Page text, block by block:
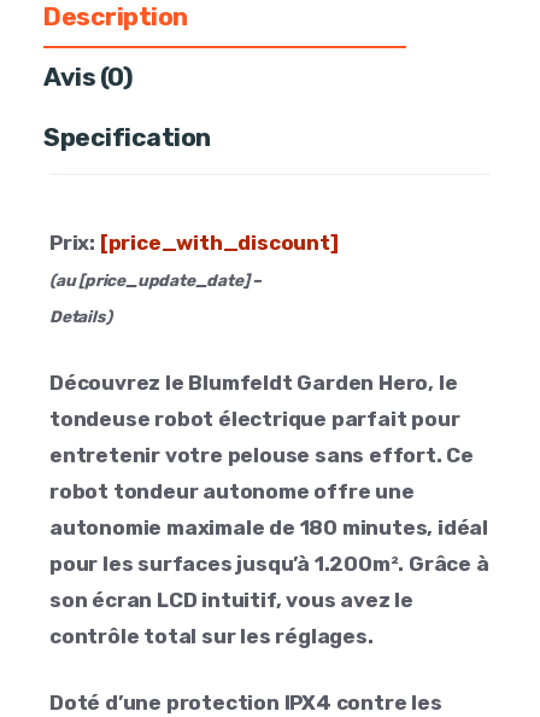
Description
Avis (0)
Specification
Prix: [price_with_discount]
(au [price_update_date] –
Details)
Découvrez le Blumfeldt Garden Hero, le
tondeuse robot électrique parfait pour
entretenir votre pelouse sans effort. Ce
robot tondeur autonome offre une
autonomie maximale de 180 minutes, idéal
pour les surfaces jusqu’à 1.200m². Grâce à
son écran LCD intuitif, vous avez le
contrôle total sur les réglages.
Doté d’une protection IPX4 contre les